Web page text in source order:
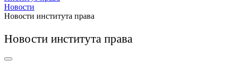
Новости
Новости института права
Новости института права